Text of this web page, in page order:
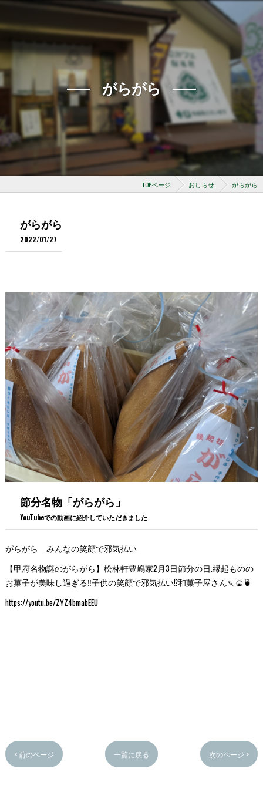
がらがら
TOPページ おしらせ がらがら
がらがら
2022/01/27
節分名物「がらがら」
YouTubeでの動画に紹介していただきました
がらがら みんなの笑顔で邪気払い
【甲府名物謎のがらがら】松林軒豊嶋家2月3日節分の日.縁起ものの
お菓子が美味し過ぎる‼️子供の笑顔で邪気払い⁉️和菓子屋さん‎🍡🍘🍵
https://youtu.be/ZYZ4bmabEEU
< 前のページ 一覧に戻る 次のページ >